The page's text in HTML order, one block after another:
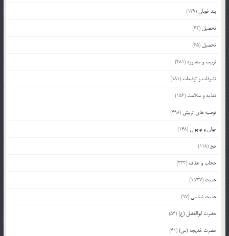
پند خوبان(129)
تحصیل (62)
تحصیل (65)
تربیت و مشاوره (481)
تشرفات و توقیعات (181)
تغذیه و سلامت (156)
توصیه های تربیتی (498)
جوان و نوجوان(148)
حج (118)
حجاب و عفاف (333)
حدیث (1,737)
حدیث شناسی (97)
حضرت ابوالفضل (ع)(54)
حضرت خدیجه (س)(41)